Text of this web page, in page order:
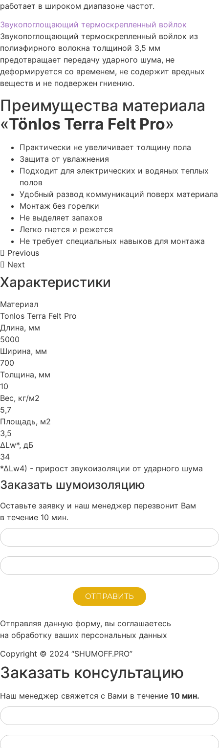
работает в широком диапазоне частот.
Звукопоглощающий термоскрепленный войлок
Звукопоглощающий термоскрепленный войлок из
полиэфирного волокна толщиной 3,5 мм
предотвращает передачу ударного шума, не
деформируется со временем, не содержит вредных
веществ и не подвержен гниению.
Преимущества материала
«Tönlos Terra Felt Pro»
Практически не увеличивает толщину пола
Защита от увлажнения
Подходит для электрических и водяных теплых
полов
Удобный развод коммуникаций поверх материала
Монтаж без горелки
Не выделяет запахов
Легко гнется и режется
Не требует специальных навыков для монтажа
Previous
Next
Характеристики
Материал
Tonlos Terra Felt Pro
Длина, мм
5000
Ширина, мм
700
Толщина, мм
10
Вес, кг/м2
5,7
Площадь, м2
3,5
∆Lw*, дБ
34
*∆Lw4) - прирост звукоизоляции от ударного шума
Заказать шумоизоляцию
Оставьте заявку и наш менеджер перезвонит Вам
в течение 10 мин.
ОТПРАВИТЬ
Отправляя данную форму, вы соглашаетесь
на обработку ваших персональных данных
Copyright © 2024 “SHUMOFF.PRO”
Заказать консультацию
Наш менеджер свяжется с Вами в течение 10 мин.